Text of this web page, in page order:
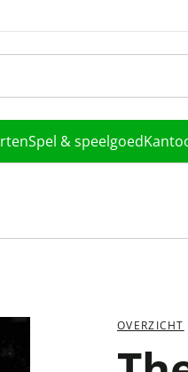
Spel & speelgoed
OVERZICHT